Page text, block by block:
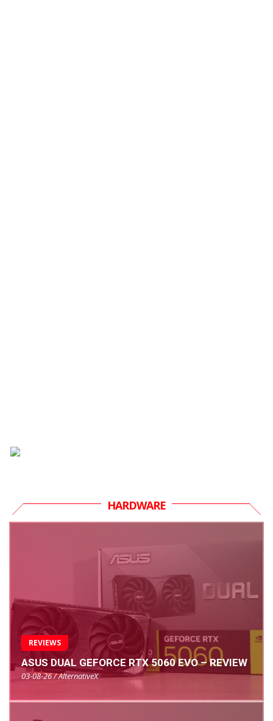
HARDWARE
REVIEWS
ASUS DUAL GEFORCE RTX 5060 EVO – REVIEW
03-08-26 / AlternativeX